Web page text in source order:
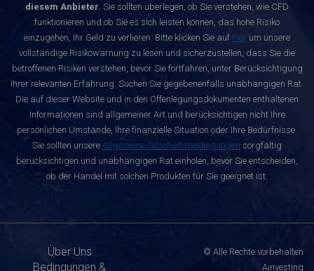
diesem Anbieter. Sie sollten überlegen, ob Sie verstehen, wie CFD
funktionieren und ob Sie es sich leisten können, das hohe Risiko
einzugehen, Ihr Geld zu verlieren. Bitte klicken Sie auf hier um unsere
vollständige Risikowarnung zu lesen und sicherzustellen, dass Sie die
betroffenen Risiken verstehen, bevor Sie fortfahren, unter Berücksichtigung
Ihrer relevanten Erfahrung. Suchen Sie gegebenenfalls unabhängigen Rat.
Die auf dieser Website und in den Offenlegungsdokumenten enthaltenen
Informationen sind allgemeiner Art und berücksichtigen nicht Ihre
persönlichen Umstände, Ihre finanzielle Situation oder Ihre Bedürfnisse.
Sie sollten unsere Allgemeine Geschäftsbedingungen sorgfältig
berücksichtigen und unabhängigen Rat einholen, bevor Sie entscheiden,
ob der Handel mit solchen Produkten für Sie geeignet ist.
Über Uns
Bedingungen &
© Alle Rechte vorbehalten
Ainvesting